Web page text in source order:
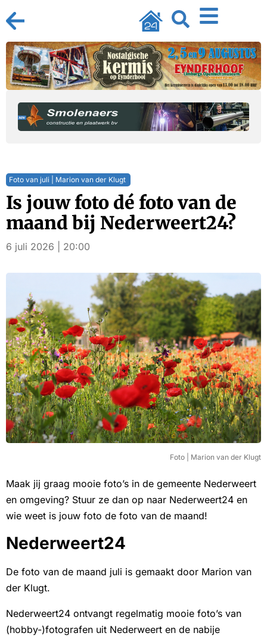
Foto van juli | Marion van der Klugt
Is jouw foto dé foto van de
maand bij Nederweert24?
6 juli 2026 | 20:00
Foto | Marion van der Klugt
Maak jij graag mooie foto’s in de gemeente Nederweert
en omgeving? Stuur ze dan op naar Nederweert24 en
wie weet is jouw foto de foto van de maand!
Nederweert24
De foto van de maand juli is gemaakt door Marion van
der Klugt.
Nederweert24 ontvangt regelmatig mooie foto’s van
(hobby-)fotografen uit Nederweert en de nabije